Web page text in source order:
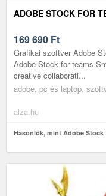
ADOBE STOCK FOR
169 690 Ft
Grafikai szoftver Adobe
Adobe Stock for teams
creative collaborati...
adobe, pc és laptop,
alza.hu
Hasonlók, mint Adobe Stock